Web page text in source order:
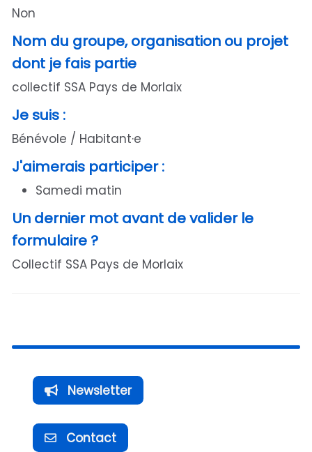
Non
Nom du groupe, organisation ou projet
dont je fais partie
collectif SSA Pays de Morlaix
Je suis :
Bénévole / Habitant·e
J'aimerais participer :
Samedi matin
Un dernier mot avant de valider le
formulaire ?
Collectif SSA Pays de Morlaix
Newsletter
Contact